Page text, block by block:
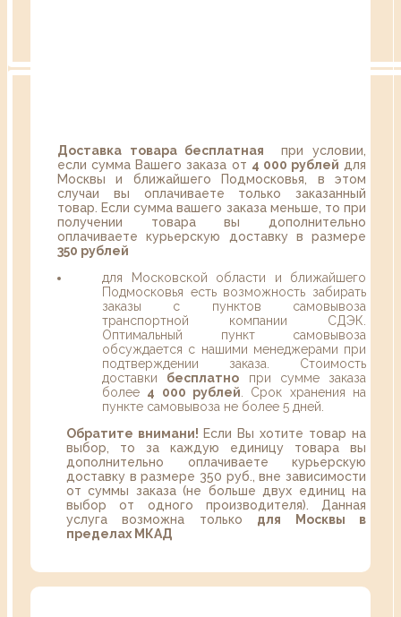
Доставка товара бесплатная при условии,
если сумма Вашего заказа от 4 000 рублей для
Москвы и ближайшего Подмосковья, в этом
случаи вы оплачиваете только заказанный
товар. Если сумма вашего заказа меньше, то при
получении товара вы дополнительно
оплачиваете курьерскую доставку в размере
350 рублей
для Московской области и ближайшего
Подмосковья есть возможность забирать
заказы с пунктов самовывоза
транспортной компании СДЭК.
Оптимальный пункт самовывоза
обсуждается с нашими менеджерами при
подтверждении заказа. Стоимость
доставки бесплатно при сумме заказа
более 4 000 рублей . Срок хранения на
пункте самовывоза не более 5 дней.
Обратите внимани! Если Вы хотите товар на
выбор, то за каждую единицу товара вы
дополнительно оплачиваете курьерскую
доставку в размере 350 руб., вне зависимости
от суммы заказа (не больше двух единиц на
выбор от одного производителя). Данная
услуга возможна только для Москвы в
пределах МКАД